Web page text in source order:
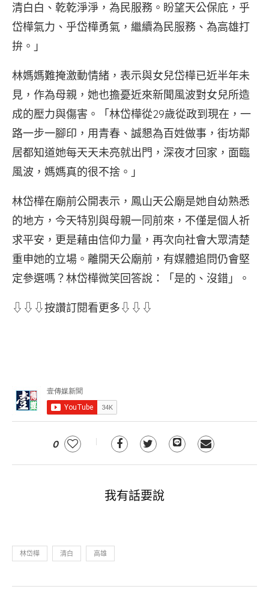
清白白、乾乾淨淨，為民服務。盼望天公保庇，乎
岱樺氣力、乎岱樺勇氣，繼續為民服務、為高雄打
拚。」
林媽媽難掩激動情緒，表示與女兒岱樺已近半年未
見，作為母親，她也擔憂近來新聞風波對女兒所造
成的壓力與傷害。「林岱樺從29歲從政到現在，一
路一步一腳印，用青春、誠懇為百姓做事，街坊鄰
居都知道她每天天未亮就出門，深夜才回家，面臨
風波，媽媽真的很不捨。」
林岱樺在廟前公開表示，鳳山天公廟是她自幼熟悉
的地方，今天特別與母親一同前來，不僅是個人祈
求平安，更是藉由信仰力量，再次向社會大眾清楚
重申她的立場。離開天公廟前，有媒體追問仍會堅
定參選嗎？林岱樺微笑回答說：「是的、沒錯」。
⇩⇩⇩按讚訂閱看更多⇩⇩⇩
0
我有話要說
林岱樺 清白 高雄